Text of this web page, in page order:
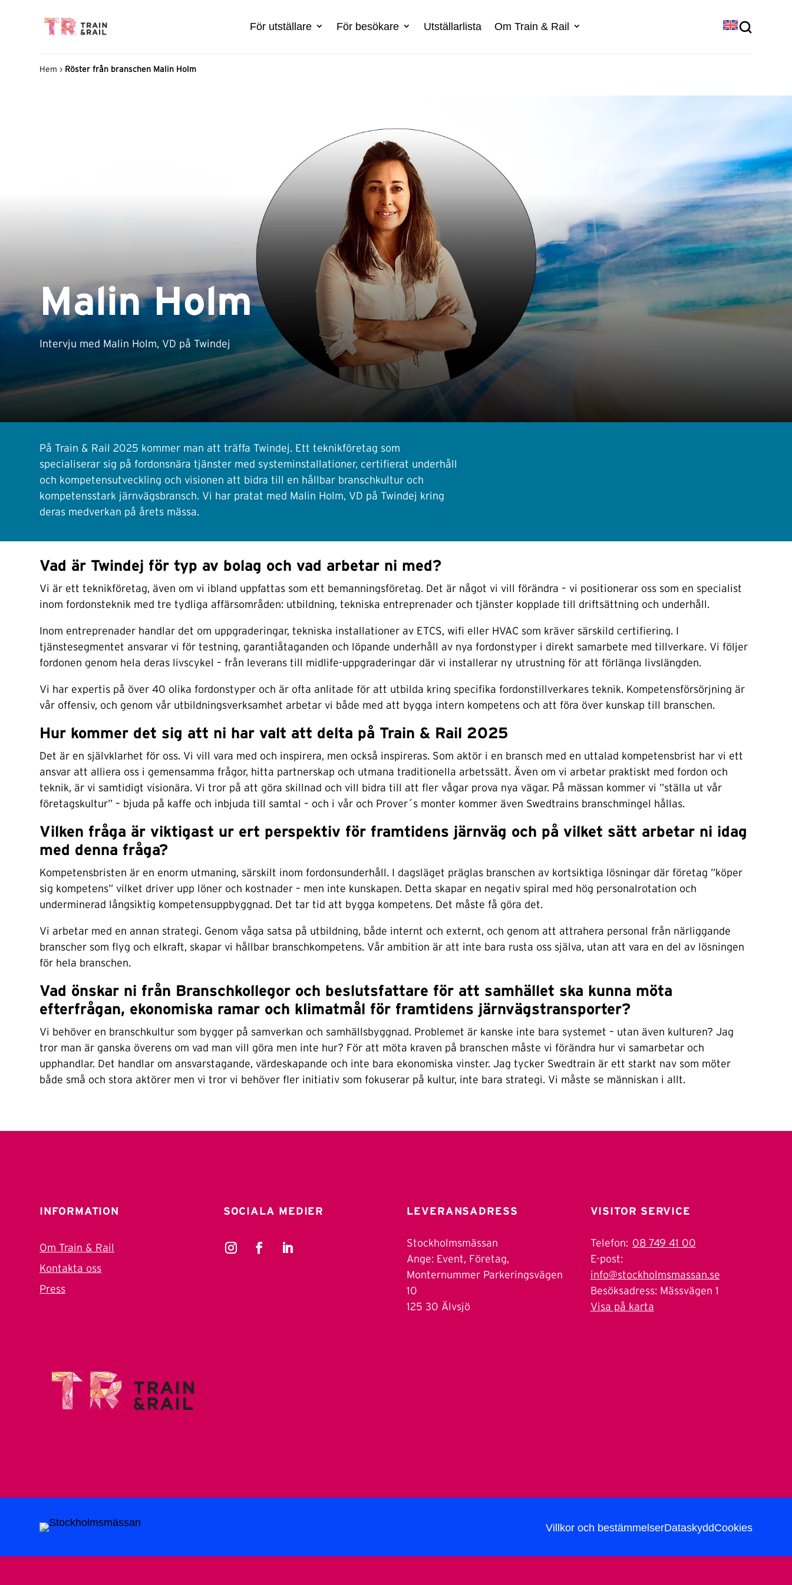
För utställare För besökare Utställarlista Om Train & Rail
Hem › Röster från branschen Malin Holm
Malin Holm
Intervju med Malin Holm, VD på Twindej
På Train & Rail 2025 kommer man att träffa Twindej. Ett teknikföretag som
specialiserar sig på fordonsnära tjänster med systeminstallationer, certifierat underhåll
och kompetensutveckling och visionen att bidra till en hållbar branschkultur och
kompetensstark järnvägsbransch. Vi har pratat med Malin Holm, VD på Twindej kring
deras medverkan på årets mässa.
Vad är Twindej för typ av bolag och vad arbetar ni med?
Vi är ett teknikföretag, även om vi ibland uppfattas som ett bemanningsföretag. Det är något vi vill förändra – vi positionerar oss som en specialist
inom fordonsteknik med tre tydliga affärsområden: utbildning, tekniska entreprenader och tjänster kopplade till driftsättning och underhåll.
Inom entreprenader handlar det om uppgraderingar, tekniska installationer av ETCS, wifi eller HVAC som kräver särskild certifiering. I
tjänstesegmentet ansvarar vi för testning, garantiåtaganden och löpande underhåll av nya fordonstyper i direkt samarbete med tillverkare. Vi följer
fordonen genom hela deras livscykel – från leverans till midlife-uppgraderingar där vi installerar ny utrustning för att förlänga livslängden.
Vi har expertis på över 40 olika fordonstyper och är ofta anlitade för att utbilda kring specifika fordonstillverkares teknik. Kompetensförsörjning är
vår offensiv, och genom vår utbildningsverksamhet arbetar vi både med att bygga intern kompetens och att föra över kunskap till branschen.
Hur kommer det sig att ni har valt att delta på Train & Rail 2025
Det är en självklarhet för oss. Vi vill vara med och inspirera, men också inspireras. Som aktör i en bransch med en uttalad kompetensbrist har vi ett
ansvar att alliera oss i gemensamma frågor, hitta partnerskap och utmana traditionella arbetssätt. Även om vi arbetar praktiskt med fordon och
teknik, är vi samtidigt visionära. Vi tror på att göra skillnad och vill bidra till att fler vågar prova nya vägar. På mässan kommer vi ”ställa ut vår
företagskultur” – bjuda på kaffe och inbjuda till samtal – och i vår och Prover´s monter kommer även Swedtrains branschmingel hållas.
Vilken fråga är viktigast ur ert perspektiv för framtidens järnväg och på vilket sätt arbetar ni idag
med denna fråga?
Kompetensbristen är en enorm utmaning, särskilt inom fordonsunderhåll. I dagsläget präglas branschen av kortsiktiga lösningar där företag ”köper
sig kompetens” vilket driver upp löner och kostnader – men inte kunskapen. Detta skapar en negativ spiral med hög personalrotation och
underminerad långsiktig kompetensuppbyggnad. Det tar tid att bygga kompetens. Det måste få göra det.
Vi arbetar med en annan strategi. Genom våga satsa på utbildning, både internt och externt, och genom att attrahera personal från närliggande
branscher som flyg och elkraft, skapar vi hållbar branschkompetens. Vår ambition är att inte bara rusta oss själva, utan att vara en del av lösningen
för hela branschen.
Vad önskar ni från Branschkollegor och beslutsfattare för att samhället ska kunna möta
efterfrågan, ekonomiska ramar och klimatmål för framtidens järnvägstransporter?
Vi behöver en branschkultur som bygger på samverkan och samhällsbyggnad. Problemet är kanske inte bara systemet – utan även kulturen? Jag
tror man är ganska överens om vad man vill göra men inte hur? För att möta kraven på branschen måste vi förändra hur vi samarbetar och
upphandlar. Det handlar om ansvarstagande, värdeskapande och inte bara ekonomiska vinster. Jag tycker Swedtrain är ett starkt nav som möter
både små och stora aktörer men vi tror vi behöver fler initiativ som fokuserar på kultur, inte bara strategi. Vi måste se människan i allt.
INFORMATION
Om Train & Rail
Kontakta oss
Press
SOCIALA MEDIER LEVERANSADRESS
Stockholmsmässan
Ange: Event, Företag,
Monternummer Parkeringsvägen
10
125 30 Älvsjö
VISITOR SERVICE
Telefon: 08 749 41 00
E-post:
info@stockholmsmassan.se
Besöksadress: Mässvägen 1
Visa på karta
Villkor och bestämmelserDataskyddCookies